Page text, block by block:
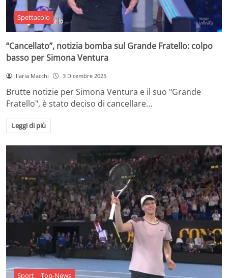
Spettacolo
“Cancellato”, notizia bomba sul Grande Fratello: colpo
basso per Simona Ventura
Ilaria Macchi 3 Dicembre 2025
Brutte notizie per Simona Ventura e il suo "Grande
Fratello", è stato deciso di cancellare…
Leggi di più
Sport Top-News